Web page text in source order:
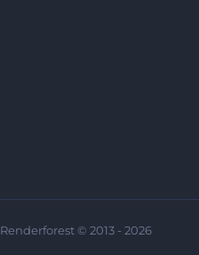
Renderforest © 2013 - 2026